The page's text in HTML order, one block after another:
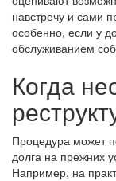
навстречу и сами
особенно, если у
обслуживанием
Когда
Процедура может
долга на прежних
Например, на